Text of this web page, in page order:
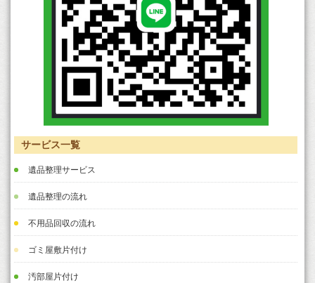
サービス一覧
遺品整理サービス
遺品整理の流れ
不用品回収の流れ
ゴミ屋敷片付け
汚部屋片付け